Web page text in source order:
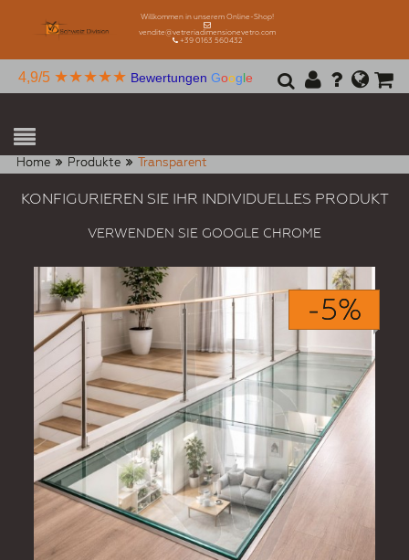
Willkommen in unserem Online-Shop!
vendite@vetreriadimensionevetro.com
+39 0163 560432
4,9/5 ★★★★★ Bewertungen Google
Home Produkte Transparent
KONFIGURIEREN SIE IHR INDIVIDUELLES PRODUKT
VERWENDEN SIE GOOGLE CHROME
-5%